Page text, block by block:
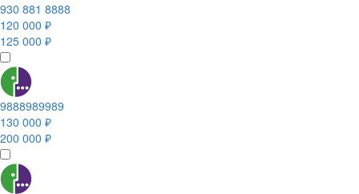
930 881 8888
120 000 ₽
125 000 ₽
9888989989
130 000 ₽
200 000 ₽